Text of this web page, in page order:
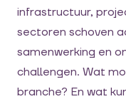
infrastructuur,
sectoren schoven
samenwerking en
challengen. Wat
branche? En wat